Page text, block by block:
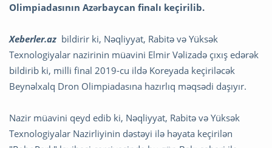
Olimpiadasının Azərbaycan finalı keçirilib.
Xeberler.az bildirir ki, Nəqliyyat, Rabitə və Yüksək
Texnologiyalar nazirinin müavini Elmir Vəlizadə çıxış edərək
bildirib ki, milli final 2019-cu ildə Koreyada keçiriləcək
Beynəlxalq Dron Olimpiadasına hazırlıq məqsədi daşıyır.
Nazir müavini qeyd edib ki, Nəqliyyat, Rabitə və Yüksək
Texnologiyalar Nazirliyinin dəstəyi ilə həyata keçirilən